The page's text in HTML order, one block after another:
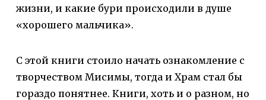
жизни, и какие бури происходили в душе
«хорошего мальчика».
С этой книги стоило начать ознакомление с
творчеством Мисимы, тогда и Храм стал бы
гораздо понятнее. Книги, хоть и о разном, но